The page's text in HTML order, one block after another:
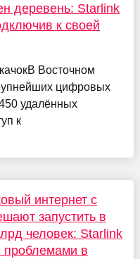
деревень: Starlink
к своей
Восточном
цифровых
удалённых
к
интернет с
запустить в
человек: Starlink
проблемами в